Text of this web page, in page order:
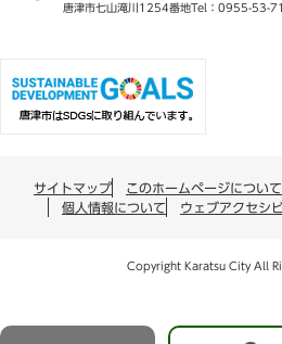
唐津市七山滝川1254番地Tel：0955-53-
サイトマップ このホームページについて
個人情報について
ウェブアクセシ
Copyright Karatsu City All